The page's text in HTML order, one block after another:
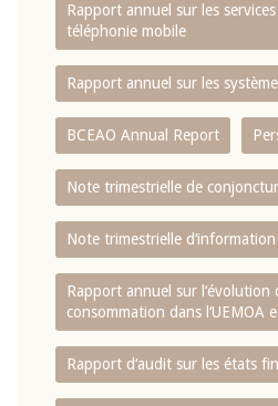
Rapport annuel sur les
téléphonie mobile
Rapport annuel sur les
BCEAO Annual Report
Note trimestrielle de
Note trimestrielle d‘information
Rapport annuel sur l‘évolution
consommation dans l‘UEMOA
Rapport d‘audit sur les états